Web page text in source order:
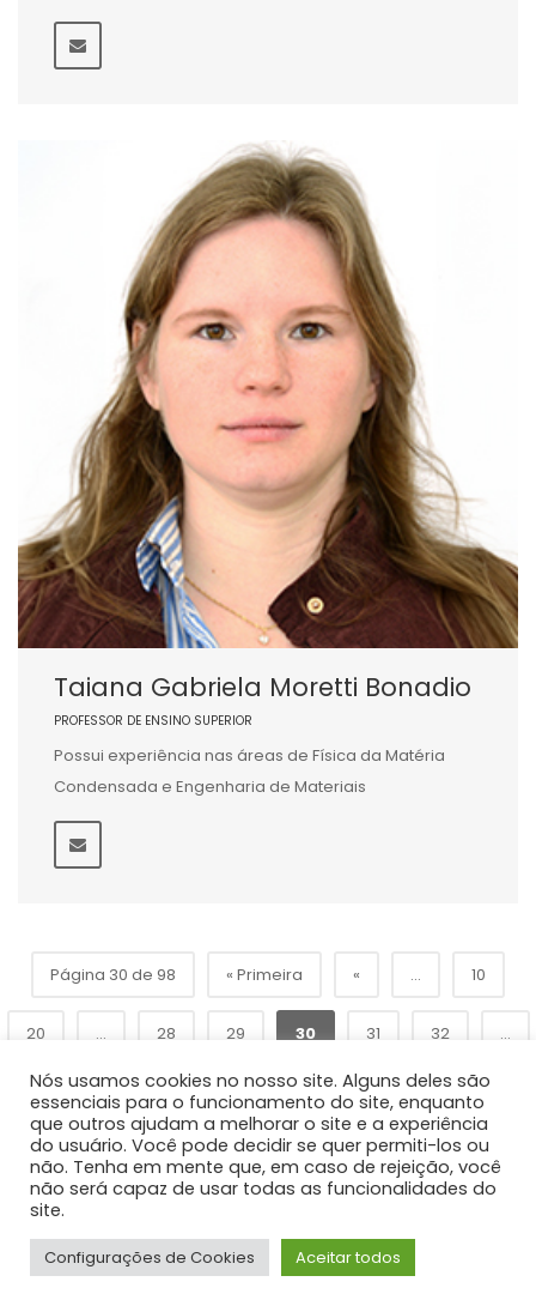
Taiana Gabriela Moretti Bonadio
PROFESSOR DE ENSINO SUPERIOR
Possui experiência nas áreas de Física da Matéria
Condensada e Engenharia de Materiais
Página 30 de 98 « Primeira « ... 10
20 ... 28 29 30 31 32 ...
40 50 60 ... » Última »
Nós usamos cookies no nosso site. Alguns deles são
essenciais para o funcionamento do site, enquanto
que outros ajudam a melhorar o site e a experiência
do usuário. Você pode decidir se quer permiti-los ou
não. Tenha em mente que, em caso de rejeição, você
não será capaz de usar todas as funcionalidades do
site.
Configurações de Cookies Aceitar todos